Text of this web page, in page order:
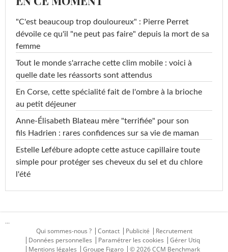
"C'est beaucoup trop douloureux" : Pierre Perret
dévoile ce qu'il "ne peut pas faire" depuis la mort de sa
femme
Tout le monde s'arrache cette clim mobile : voici à
quelle date les réassorts sont attendus
En Corse, cette spécialité fait de l'ombre à la brioche
au petit déjeuner
Anne-Élisabeth Blateau mère "terrifiée" pour son
fils Hadrien : rares confidences sur sa vie de maman
Estelle Lefébure adopte cette astuce capillaire toute
simple pour protéger ses cheveux du sel et du chlore
l'été
...
Qui sommes-nous ?
Contact Publicité
Recrutement
Données personnelles
Paramétrer les cookies
Gérer Utiq
Mentions légales
Groupe Figaro © 2026 CCM Benchmark